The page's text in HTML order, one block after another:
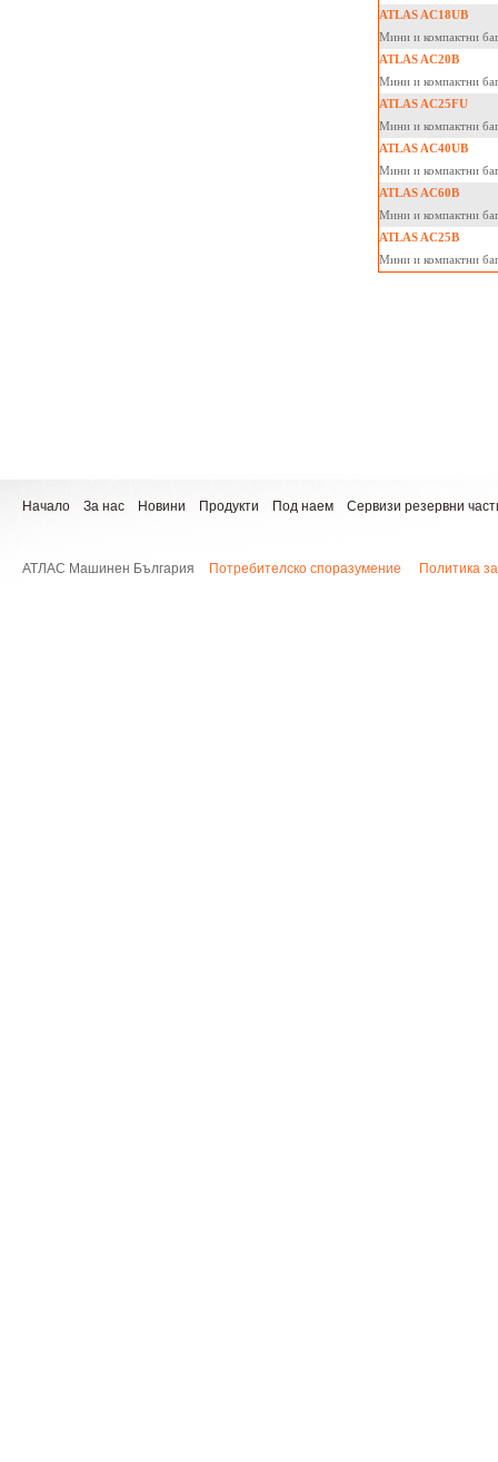
ATLAS AC18UB
Мини и компактни
ATLAS AC20B
Мини и компактни
ATLAS AC25FU
Мини и компактни
ATLAS AC40UB
Мини и компактни
ATLAS AC60B
Мини и компактни
ATLAS AC25B
Мини и компактни
Начало За нас Новини Продукти Под наем Сервизи резервни
АТЛАС Машинен България Потребителско споразумение Политика